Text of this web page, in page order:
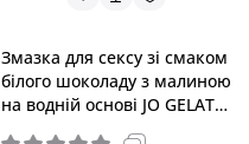
Змазка для сексу зі смаком
білого шоколаду з малиною
на водній основі JO GELATO
White Chocolate Raspberry,